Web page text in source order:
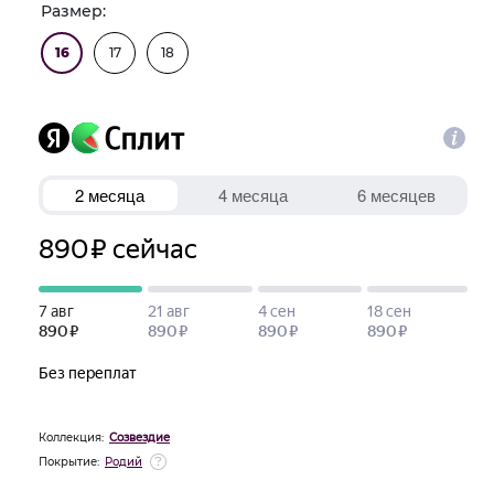
Размер:
16 17 18
Коллекция: Созвездие
Покрытие: Родий